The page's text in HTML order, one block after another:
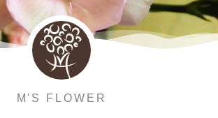
M'S FLOWER